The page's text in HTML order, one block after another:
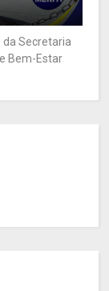
Secretaria
Bem-Estar